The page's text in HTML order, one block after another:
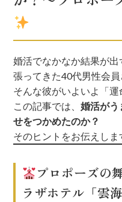
婚活でなかなか結果が
張ってきた40代男性会員
そんな彼がいよいよ「
この記事では、婚活がう
せをつかめたのか？
そのヒントをお伝えしま
プロポーズの
ラザホテル「雲海